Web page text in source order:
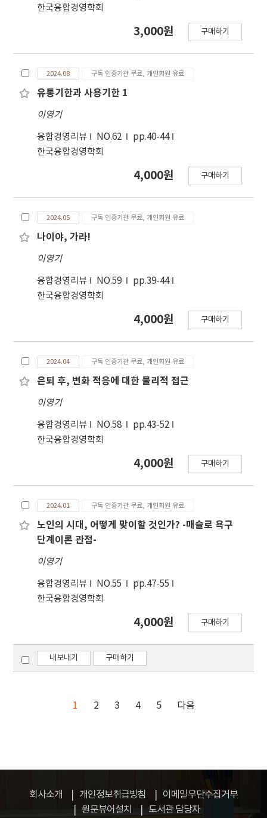
한국융합경영학회
3,000원 구매하기
2024.08 구독 인증기관 무료, 개인회원 유료
유통기한과 사용기한 1
이영기
융합경영리뷰 NO.62
pp.40-44
한국융합경영학회
4,000원 구매하기
2024.05 구독 인증기관 무료, 개인회원 유료
나이야, 가라!
이영기
융합경영리뷰 NO.59
pp.39-44
한국융합경영학회
4,000원 구매하기
2024.04 구독 인증기관 무료, 개인회원 유료
은퇴 후, 변화 적응에 대한 물리적 접근
이영기
융합경영리뷰 NO.58
pp.43-52
한국융합경영학회
4,000원 구매하기
2024.01 구독 인증기관 무료, 개인회원 유료
노인의 시대, 어떻게 맞이할 것인가? -매슬로 욕구
단계이론 관점-
이영기
융합경영리뷰 NO.55
pp.47-55
한국융합경영학회
4,000원 구매하기
내보내기 구매하기
1 2 3 4 5 다음
회사소개 개인정보취급방침
이메일무단수집거부
원문뷰어설치
도서관 담당자